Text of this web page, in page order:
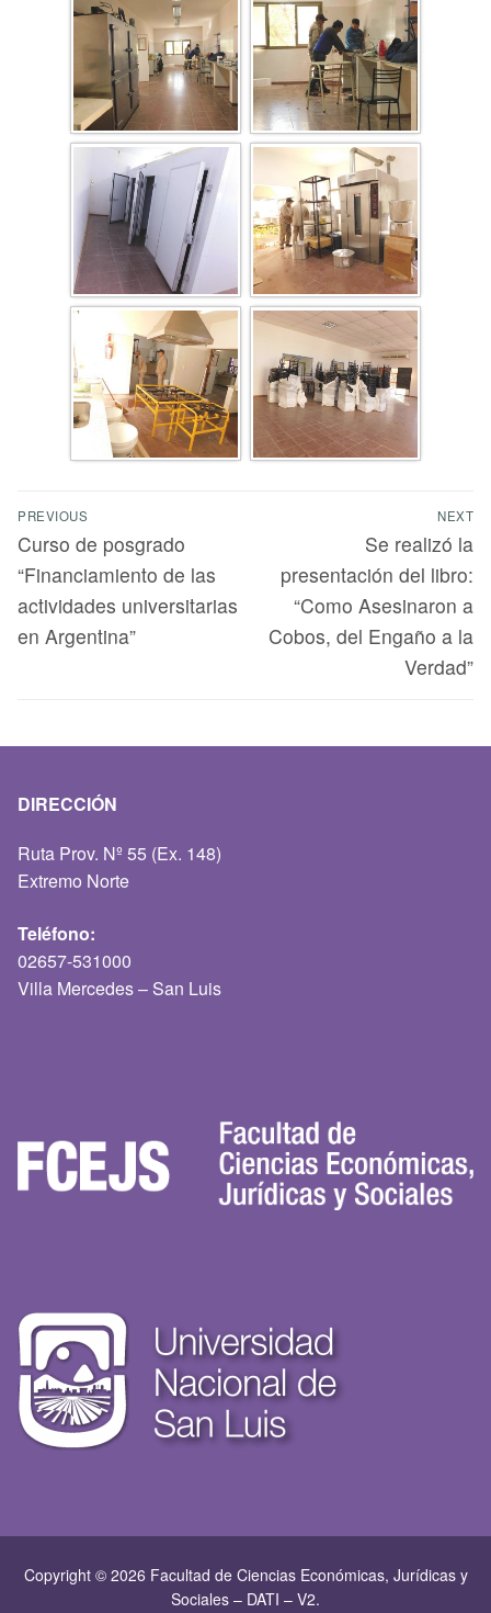
PREVIOUS
Curso de posgrado
“Financiamiento de las
actividades universitarias
en Argentina”
NEXT
Se realizó la
presentación del libro:
“Como Asesinaron a
Cobos, del Engaño a la
Verdad”
DIRECCIÓN
Ruta Prov. Nº 55 (Ex. 148)
Extremo Norte
Teléfono:
02657-531000
Villa Mercedes – San Luis
Copyright © 2026 Facultad de Ciencias Económicas, Jurí­dicas y
Sociales – DATI – V2.